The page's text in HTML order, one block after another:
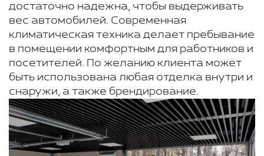
достаточно надежна, чтобы выдерживать
вес автомобилей. Современная
климатическая техника делает пребывание
в помещении комфортным для работников и
посетителей. По желанию клиента может
быть использована любая отделка внутри и
снаружи, а также брендирование.